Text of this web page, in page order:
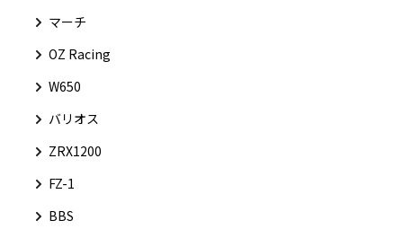
マーチ
OZ Racing
W650
バリオス
ZRX1200
FZ-1
BBS